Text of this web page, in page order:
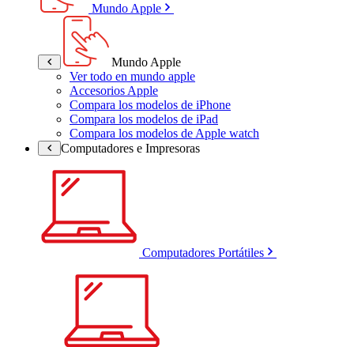
Mundo Apple
Mundo Apple
Ver todo en mundo apple
Accesorios Apple
Compara los modelos de iPhone
Compara los modelos de iPad
Compara los modelos de Apple watch
Computadores e Impresoras
Computadores Portátiles